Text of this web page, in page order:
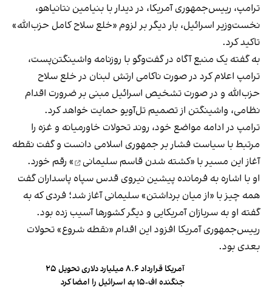
ترامپ، رییس‌جمهوری آمریکا، در دیدار با بنیامین نتانیاهو،
نخست‌وزیر اسرائیل، بار دیگر بر لزوم «خلع سلاح کامل حزب‌الله»
تاکید کرد.
به گفته یک منبع آگاه در گفت‌و‌گو با روزنامه واشینگتن‌پست،
ترامپ اعلام کرد در صورت ناکامی ارتش لبنان در خلع سلاح
حزب‌الله و در صورت تشخیص اسرائیل مبنی بر ضرورت اقدام
نظامی، واشینگتن از تصمیم تل‌آویو حمایت خواهد کرد.
ترامپ در ادامه مواضع خود، روند تحولات خاورمیانه و غزه را
مرتبط با سیاست فشار بر جمهوری اسلامی دانست و گفت نقطه
آغاز این مسیر با «کشته شدن قاسم سلیمانی
» رقم خورد.
او با اشاره به فرمانده پیشین نیروی قدس سپاه پاسداران گفت
همه چیز با «از میان برداشتن» سلیمانی آغاز شد؛ فردی که به
گفته او به سربازان آمریکایی و دیگر کشورها آسیب زده بود.
رییس‌جمهوری آمریکا افزود این اقدام «نقطه شروع» تحولات
بعدی بود.
آمریکا قرارداد ۸.۶ میلیارد دلاری تحویل ۲۵
جنگنده اف-۱۵ به اسرائیل را امضا کرد